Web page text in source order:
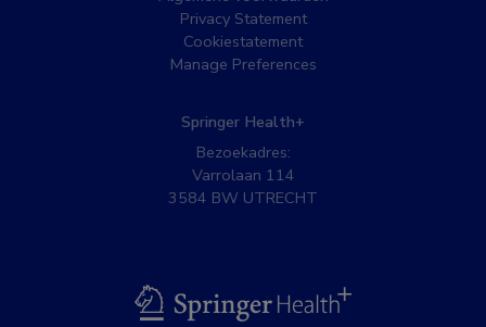
Privacy Statement
Cookiestatement
Manage Preferences
Springer Health+
Bezoekadres:
Varrolaan 114
3584 BW UTRECHT
BSL